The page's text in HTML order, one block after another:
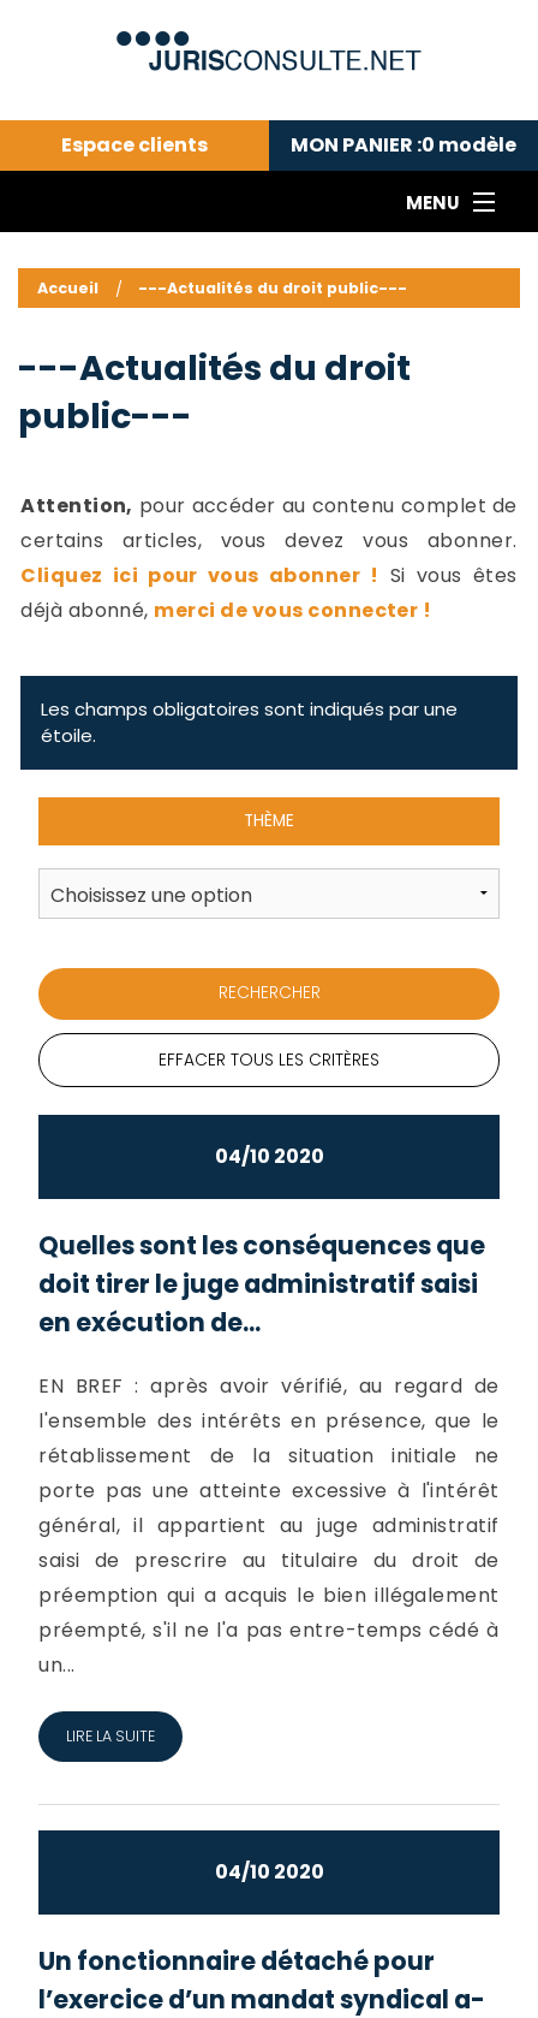
Espace clients MON PANIER :0 modèle
MENU
---Actualités du droit public---
Droit pénal---
Droit privé ---
Abonnement aux actualités
Accueil ---Actualités du droit public---
---Actualités du droit
public---
Attention, pour accéder au contenu complet de
certains articles, vous devez vous abonner.
Cliquez ici pour vous abonner ! Si vous êtes
déjà abonné, merci de vous connecter !
Les champs obligatoires sont indiqués par une
étoile.
THÈME
EFFACER TOUS LES CRITÈRES
04/10 2020
Quelles sont les conséquences que
doit tirer le juge administratif saisi
en exécution de...
EN BREF : après avoir vérifié, au regard de
l'ensemble des intérêts en présence, que le
rétablissement de la situation initiale ne
porte pas une atteinte excessive à l'intérêt
général, il appartient au juge administratif
saisi de prescrire au titulaire du droit de
préemption qui a acquis le bien illégalement
préempté, s'il ne l'a pas entre-temps cédé à
un...
LIRE LA SUITE
04/10 2020
Un fonctionnaire détaché pour
l’exercice d’un mandat syndical a-